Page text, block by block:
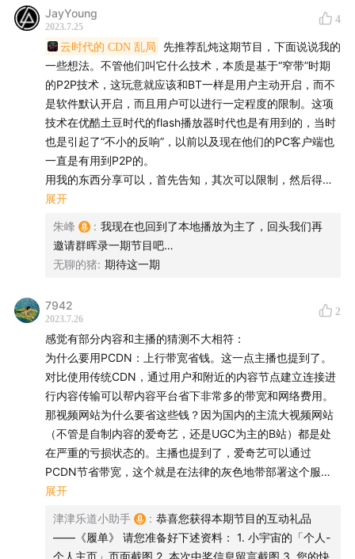
累的经验为基础，结合实际，把近期科技热点变成犀利、
独到、深刻的独家观点。
【关于「津津乐道播客网络」】
在一派纷繁芜杂里，我们为愉悦双耳而生。科技、教育、
文化、美食、生活、技能、情绪……严肃认真却不刻板，
拒绝空泛浮夸。与专业且有趣的人携手缔造清流，分享经
历，传播体验，厘清世界与你的关系。
津津乐道
厂长来了 |编码人声|沸腾客厅|拼娃时代
收听平台
苹果播客 | 小宇宙App | 汽水儿App | Spotify | 喜马拉雅
| 网易云音乐 | QQ音乐 | 微信听书 | 荔枝FM | 央广云听 |
听听FM | Sure竖耳App | Bilibili | YouTube
联系我们
津津乐道播客官网| 公众号：津津乐道播客 | 微信：
dao160301 | 微博：津津乐道播客| 商业合作：
hi@dao.fm |版权声明|RSS订阅
积蓄，只能去开网约车。
他们成功的将一个金字塔型的层级分明的多层世界，改造成
了倒丁字型 —— 这些平台们就如同一片荒漠上矗立着的巴拉
多塔，塔顶的索伦之眼注视着我们，而我们大多数人都实现
了平等 —— 平等地终生奔跑在一望无际的荒原上 —— 送着
快递。
每个人都被索伦的算法驱使着执行下一个步骤，不需要思
考，唯一要做的就是完成那些目前机器人或者 AI 实现起来还
不够成熟的动作，直到 AI 成熟为止。甚至亚马逊已经给分拣
员们配备了智能手环，可以动态监督工人的动作和活动范
围，出现效率降低就会震动提醒 —— 当然也会在后台记上一
笔。
《履单》这本书看得我有点后背发凉，衷心希望这一切不会
发生，但可能已经晚了。
Comcast Xfinity的使用DOCSIS 3.1的Coaxial Cable像病毒
一样，加拿大的Rogers Shaw也用。第一跳延迟巨高
法国电信橘子还有NTT民营化私有化后一大特点就是他们建
的骨干网都得开放（算是政府把他们私有化时设下的条
件）。英国现在有BT全资的Openreach拿了政府合同也在铺
设这类光纤骨干网给所有行业里所有Player，澳大利亚有搞
得稀烂的NBN，新西兰有新西兰电信也就是现在Spark New
Zealand为接Ultra-Fast Broadband initiative标案设立的
欧洲特别是因为欧盟的电信业改革让欧洲很多国家手机和宽
带资费降低，法国西班牙意大利荷兰什么的都在车上，唯独
发展事项，快离任的时候才反应过来
日本比如NTT东日本NTT西日本在你家有所谓回线，ISP是
你另外去找，比如乐天（甚至有他家手机套餐宽带免费给你
用）还有索尼So-Net当然也可以选AU光SoftBank光还有索
尼Nuro光，只不过需要单独预约工事。当然NTT旗下有另外
的公司比如OCN通过接入，自家DoCoMo除了手机也有宽带
业务。日本用IPoE而非PPPoE的特别多
拜登宣布$42 billion high-speed internet initiative不知道要
多久才看到效果，美国这些ISP在民用家用价格合谋太猖狂，
甚至游说某些地方立法排挤潜在的新的竞争者
国内三大嘛，电信CN2 IIJ，联通9929/10099 软银，移动
JayYoung
2023.7.25
4
云时代的 CDN 乱局 先推荐乱炖这期节目，下面说说我的
一些想法。不管他们叫它什么技术，本质是基于“窄带”时期
的P2P技术，这玩意就应该和BT一样是用户主动开启，而不
是软件默认开启，而且用户可以进行一定程度的限制。这项
技术在优酷土豆时代的flash播放器时代也是有用到的，当时
也是引起了“不小的反响”，以前以及现在他们的PC客户端也
一直是有用到P2P的。
用我的东西分享可以，首先告知，其次可以限制，然后得有
奖励机制，最后这玩意应该在用户关闭程序后主动退出，没
盘不就是被骂了，然后好像出了个什么激励。
此外，除了少部分地区运营商对P2P有限制，大部分也不会
对视频网站的这种行为作出限制，因为正常不会跑得太多流
但是XX云这种商业性行为近来受到运营商的限制，严重的话
是可能会被注销宽带的。我最近接到了本地移动的电话，询
问上传流量“异常”，因为我7＊24小时挂下载，上传很大，他
记录了我的行为也没有说什么，可以侧面证明我们这里对正
常的P2P行为是不限制的，毕竟你合同里也没写。
说个题外话，除了爱奇艺会员我没有，芒优腾我都有会员，
几年前我一度习惯了在线看视频，现在我又回到了十几年前
盗版的时代，资源只有在自己这里才是实在的，你不知道什
么时候就因为版权到期或者其他什么奇怪的问题看不了了。
展开
朱峰 : 我现在也回到了本地播放为主了，回头我们再
邀请群晖录一期节目吧…
无聊的猪: 期待这一期
7942
2023.7.26
2
感觉有部分内容和主播的猜测不大相符：
为什么要用PCDN：上行带宽省钱。这一点主播也提到了。
对比使用传统CDN，通过用户和附近的内容节点建立连接进
行内容传输可以帮内容平台省下非常多的带宽和网络费用。
那视频网站为什么要省这些钱？因为国内的主流大视频网站
（不管是自制内容的爱奇艺，还是UGC为主的B站）都是处
在严重的亏损状态的。主播也提到了，爱奇艺可以通过
PCDN节省带宽，这个就是在法律的灰色地带部署这个服务
的第一目的。
解到的，在所有视频网站都在卷视频质量、起播速度、提供
超分4K等服务的情况下，说这部分带宽降低是他们偷偷降低
展开
津津乐道小助手 : 恭喜您获得本期节目的互动礼品
——《履单》 请您准备好下述资料： 1. 小宇宙的「个人-
个人主页」页面截图 2. 本次中奖信息留言截图 3. 您的快